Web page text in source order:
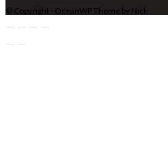
© Copyright - OceanWP Theme by Nick